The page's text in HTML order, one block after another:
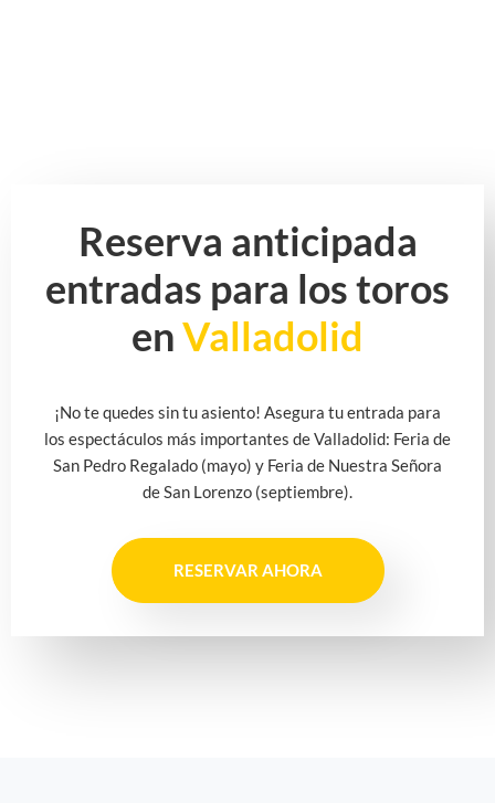
Reserva anticipada
entradas para los toros
enValladolid
¡No te quedes sin tu asiento! Asegura tu entrada para
los espectáculos más importantes de Valladolid: Feria de
San Pedro Regalado (mayo) y Feria de Nuestra Señora
de San Lorenzo (septiembre).
RESERVAR AHORA